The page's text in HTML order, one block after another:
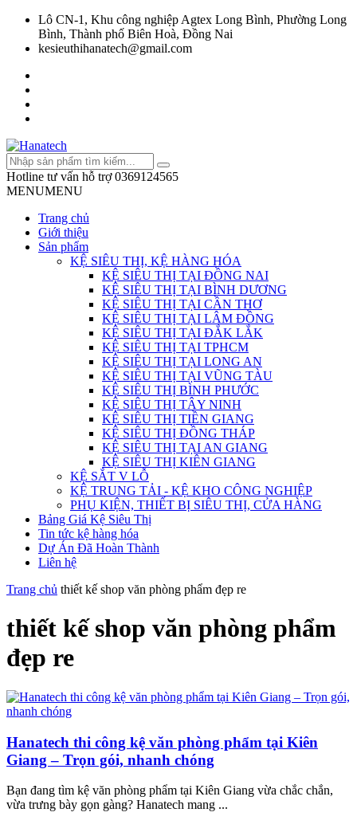
Lô CN-1, Khu công nghiệp Agtex Long Bình, Phường Long
Bình, Thành phố Biên Hoà, Đồng Nai
kesieuthihanatech@gmail.com
Hotline tư vấn hỗ trợ 0369124565
MENUMENU
Trang chủ
Giới thiệu
Sản phẩm
KỆ SIÊU THỊ, KỆ HÀNG HÓA
KỆ SIÊU THỊ TẠI ĐỒNG NAI
KỆ SIÊU THỊ TẠI BÌNH DƯƠNG
KỆ SIÊU THỊ TẠI CẦN THƠ
KỆ SIÊU THỊ TẠI LÂM ĐỒNG
KỆ SIÊU THỊ TẠI ĐẮK LẮK
KỆ SIÊU THỊ TẠI TPHCM
KỆ SIÊU THỊ TẠI LONG AN
KỆ SIÊU THỊ TẠI VŨNG TÀU
KỆ SIÊU THỊ BÌNH PHƯỚC
KỆ SIÊU THỊ TÂY NINH
KỆ SIÊU THỊ TIỀN GIANG
KỆ SIÊU THỊ ĐỒNG THÁP
KỆ SIÊU THỊ TẠI AN GIANG
KỆ SIÊU THỊ KIÊN GIANG
KỆ SẮT V LỖ
KỆ TRUNG TẢI - KỆ KHO CÔNG NGHIỆP
PHỤ KIỆN, THIẾT BỊ SIÊU THỊ, CỬA HÀNG
Bảng Giá Kệ Siêu Thị
Tin tức kệ hàng hóa
Dự Án Đã Hoàn Thành
Liên hệ
Trang chủ thiết kế shop văn phòng phẩm đẹp re
thiết kế shop văn phòng phẩm
đẹp re
Hanatech thi công kệ văn phòng phẩm tại Kiên
Giang – Trọn gói, nhanh chóng
Bạn đang tìm kệ văn phòng phẩm tại Kiên Giang vừa chắc chắn,
vừa trưng bày gọn gàng? Hanatech mang ...